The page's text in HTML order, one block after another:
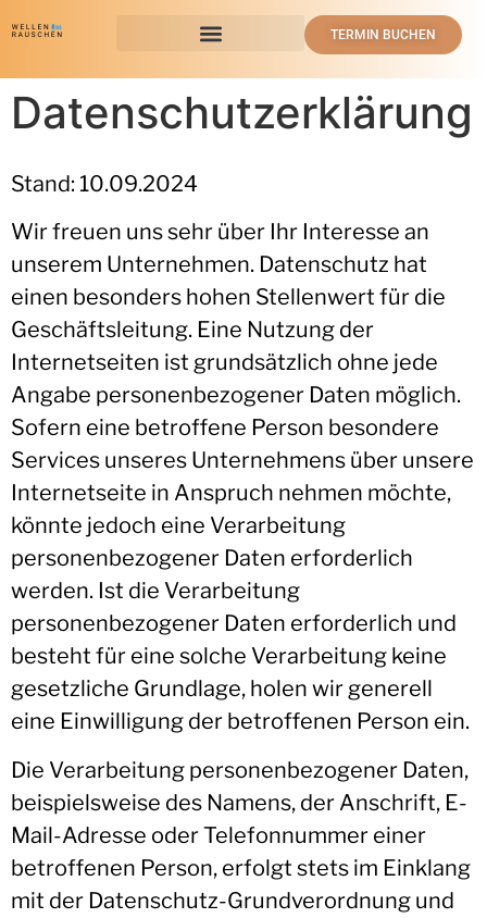
TERMIN BUCHEN
Datenschutzerklärung
Stand: 10.09.2024
Wir freuen uns sehr über Ihr Interesse an
unserem Unternehmen. Datenschutz hat
einen besonders hohen Stellenwert für die
Geschäftsleitung. Eine Nutzung der
Internetseiten ist grundsätzlich ohne jede
Angabe personenbezogener Daten möglich.
Sofern eine betroffene Person besondere
Services unseres Unternehmens über unsere
Internetseite in Anspruch nehmen möchte,
könnte jedoch eine Verarbeitung
personenbezogener Daten erforderlich
werden. Ist die Verarbeitung
personenbezogener Daten erforderlich und
besteht für eine solche Verarbeitung keine
gesetzliche Grundlage, holen wir generell
eine Einwilligung der betroffenen Person ein.
Die Verarbeitung personenbezogener Daten,
beispielsweise des Namens, der Anschrift, E-
Mail-Adresse oder Telefonnummer einer
betroffenen Person, erfolgt stets im Einklang
mit der Datenschutz-Grundverordnung und